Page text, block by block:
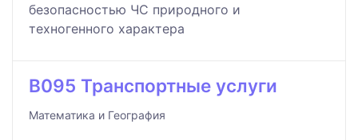
безопасностью ЧС природного и
техногенного характера
B095 Транспортные услуги
Математика и География